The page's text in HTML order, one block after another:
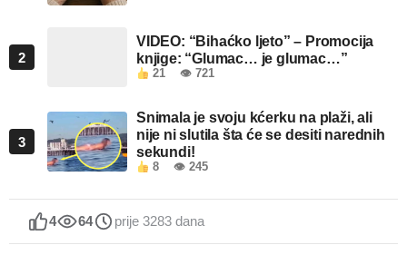
2
VIDEO: “Bihaćko ljeto” – Promocija
knjige: “Glumac… je glumac…”
21 👁 721
3
Snimala je svoju kćerku na plaži, ali
nije ni slutila šta će se desiti narednih
sekundi!
8 👁 245
4 64 prije 3283 dana